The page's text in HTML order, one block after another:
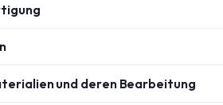
und deren Bearbeitung